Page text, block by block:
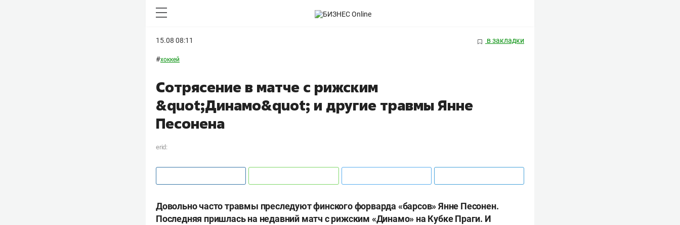
15.08 08:11 в закладки
#хоккей
Сотрясение в матче с рижским
&quot;Динамо&quot; и другие травмы Янне
Песонена
erid:
Довольно часто травмы преследуют финского форварда «барсов» Янне Песонен.
Последняя пришлась на недавний матч с рижским «Динамо» на Кубке Праги. И